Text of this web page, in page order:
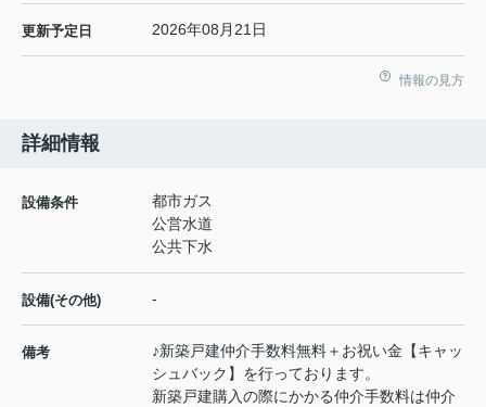
更新予定日 2026年08月21日
情報の見方
詳細情報
設備条件
都市ガス
公営水道
公共下水
設備(その他) -
備考
♪新築戸建仲介手数料無料＋お祝い金【キャッ
シュバック】を行っております。
新築戸建購入の際にかかる仲介手数料は仲介